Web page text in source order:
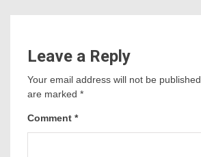
Leave a Reply
Your email address will not be published.
are marked *
Comment *